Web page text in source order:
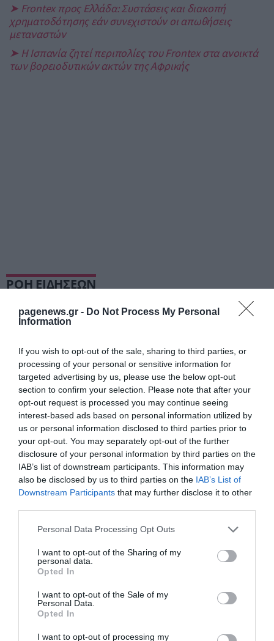
pagenews.gr - Do Not Process My Personal
Information
If you wish to opt-out of the sale, sharing to third parties, or
processing of your personal or sensitive information for
targeted advertising by us, please use the below opt-out
section to confirm your selection. Please note that after your
opt-out request is processed you may continue seeing
interest-based ads based on personal information utilized by
us or personal information disclosed to third parties prior to
your opt-out. You may separately opt-out of the further
disclosure of your personal information by third parties on the
IAB’s list of downstream participants. This information may
also be disclosed by us to third parties on the IAB’s List of
Downstream Participants that may further disclose it to other
Please note that this website/app uses one or more Google
not limited to your visit or usage behaviour. You may click to
grant or deny consent to Google and its third-party tags to
use your data for below specified purposes in below Google
consent section.
Personal Data Processing Opt Outs
I want to opt-out of the Sharing of my
personal data.
Opted In
I want to opt-out of the Sale of my
Personal Data.
Opted In
I want to opt-out of processing my
➤ Frontex προς Ελλάδα: Συστάσεις και διακοπή
χρηματοδότησης εάν συνεχιστούν οι απωθήσεις
μεταναστών
➤ Η Ισπανία ζητεί περιπολίες του Frontex στα ανοικτά
των βορειοδυτικών ακτών της Αφρικής
ΡΟΗ ΕΙΔΗΣΕΩΝ
111.732 στρέμματα και απελευθέρωσε
ενέργεια ίση με 6 βόμβες Χιροσίμα
ΣΟΚ στην Κρήτη: Τουρίστας φέρεται να
ζήτησε «τιμή» για ανήλικο κορίτσι –
Ειδοποιήθηκε η Αστυνομία [vid]
ΙΩΑΝΝΑ ΠΥΛΟΥΔΗ
07.08.2026 | 21:02
Οι περιοχές που κινδυνεύουν το Σάββατο
με πυρκαγιές – Σε Red Code και η Αττική
ΙΩΑΝΝΑ ΠΥΛΟΥΔΗ
Γερμανία –Για ποιες δολοφονίες
07.08.2026 | 18:16
PODCASTS